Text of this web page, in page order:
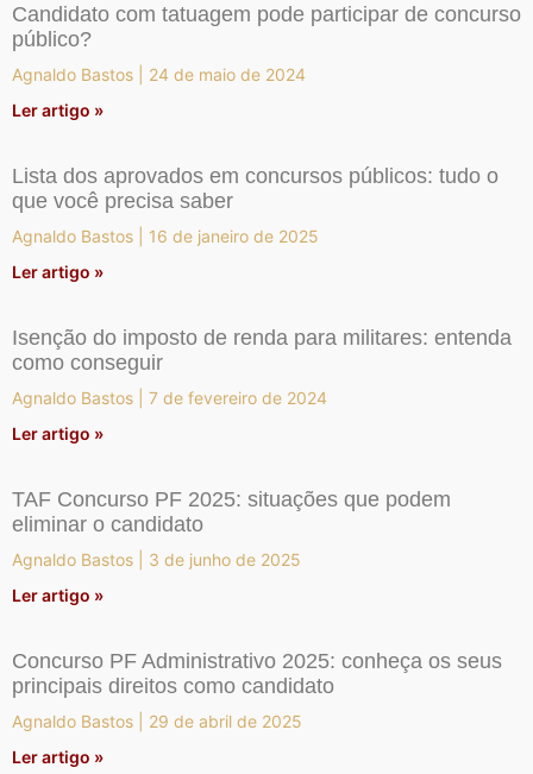
Candidato com tatuagem pode participar de concurso
público?
Agnaldo Bastos
24 de maio de 2024
Ler artigo »
Lista dos aprovados em concursos públicos: tudo o
que você precisa saber
Agnaldo Bastos
16 de janeiro de 2025
Ler artigo »
Isenção do imposto de renda para militares: entenda
como conseguir
Agnaldo Bastos
7 de fevereiro de 2024
Ler artigo »
TAF Concurso PF 2025: situações que podem
eliminar o candidato
Agnaldo Bastos
3 de junho de 2025
Ler artigo »
Concurso PF Administrativo 2025: conheça os seus
principais direitos como candidato
Agnaldo Bastos
29 de abril de 2025
Ler artigo »